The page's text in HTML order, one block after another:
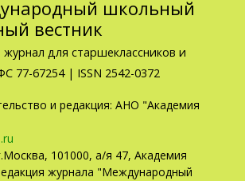
школьный
вестник
для старшеклассников и
77-67254 | ISSN 2542-0372
и редакция: АНО "Академия
101000, а/я 47, Академия
журнала "Международный